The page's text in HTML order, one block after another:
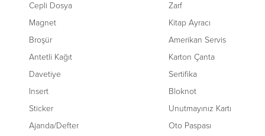
Cepli Dosya
Magnet
Broşür
Antetli Kağıt
Davetiye
Insert
Sticker
Ajanda/Defter
Zarf
Kitap Ayracı
Amerikan Servis
Karton Çanta
Sertifika
Bloknot
Unutmayınız Kartı
Oto Paspası